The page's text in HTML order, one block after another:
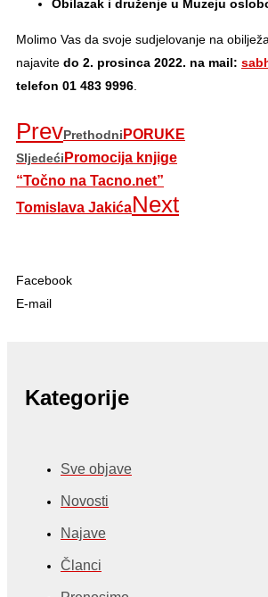
Obilazak i druženje u Muzeju
Molimo Vas da svoje sudjelovanje na
najavite do 2. prosinca 2022. na mail:
telefon 01 483 9996.
PrevPrethodni PORUKE
Sljedeći Promocija knjige
“Točno na Tacno.net”
Tomislava JakićaNext
Facebook
E-mail
Kategorije
Sve objave
Novosti
Najave
Članci